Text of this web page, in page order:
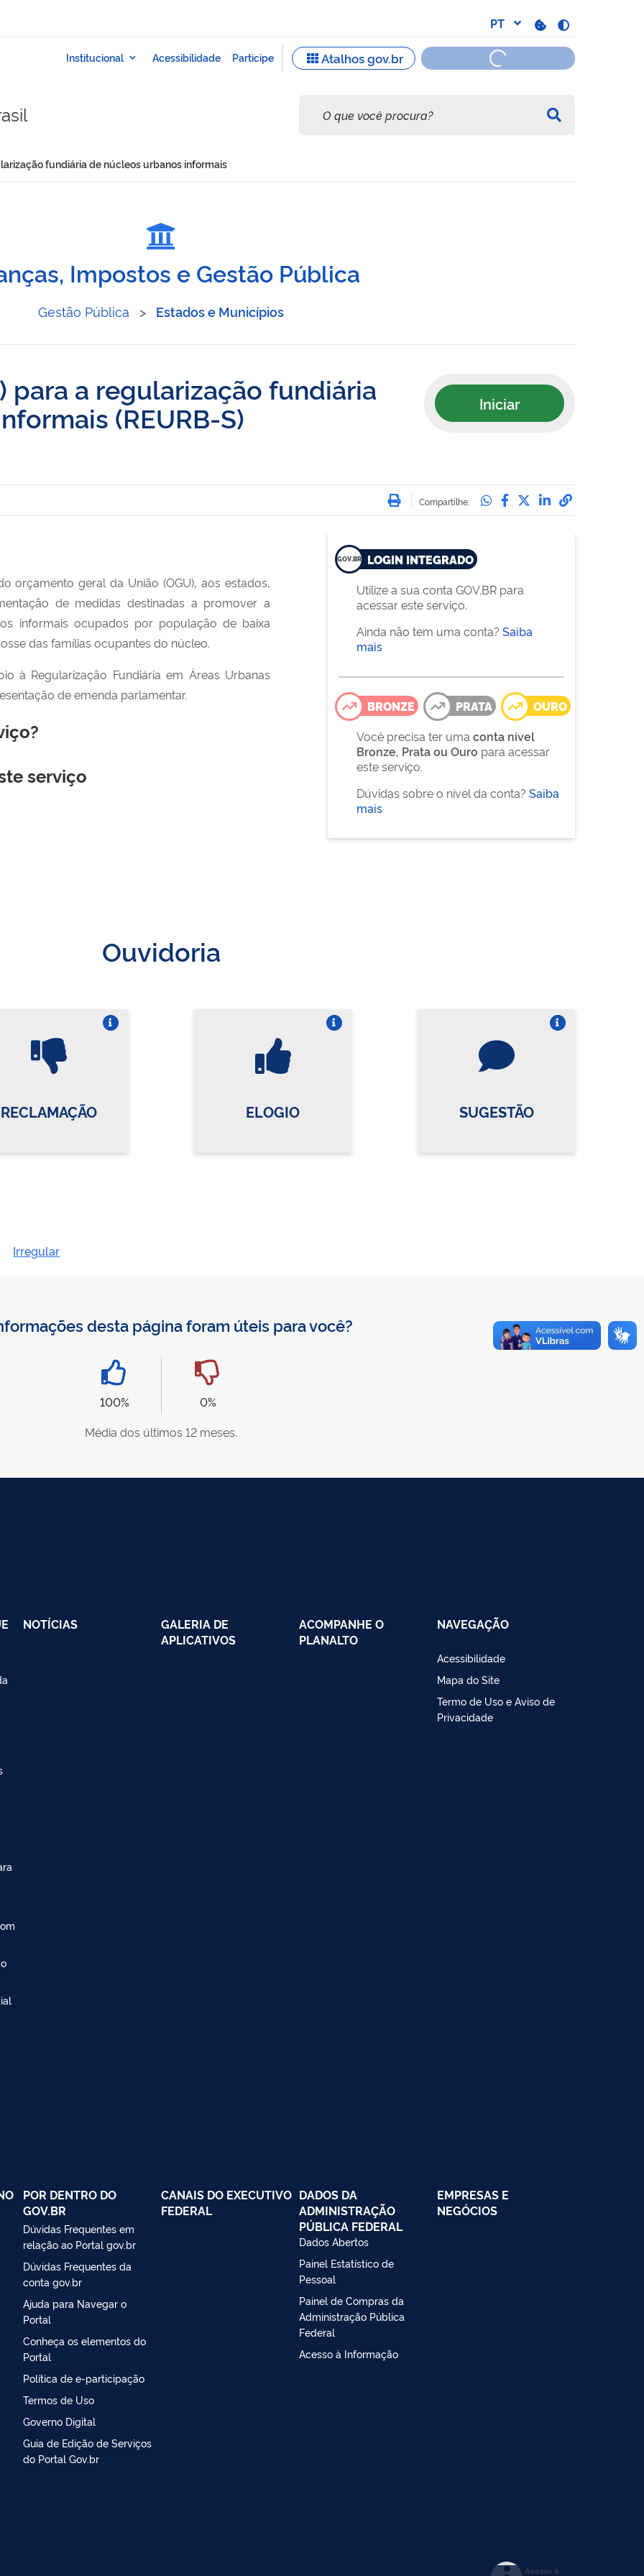
fundiária de núcleos urbanos informais
Impostos e Gestão Pública
Gestão Pública > Estados e Municípios
para a regularização fundiária
(REURB-S)
Iniciar
Imprimir
Compartilhe: Compartilhe no
Compartilhe no
Compartilhe no
Compartilhe
orçamento geral da União (OGU), aos estados,
de medidas destinadas a promover a
informais ocupados por população de baixa
das famílias ocupantes do núcleo.
à Regularização Fundiária em Áreas Urbanas
de emenda parlamentar.
serviço
LOGIN INTEGRADO
Utilize a sua conta GOV.BR para
acessar este serviço.
Ainda não tem uma conta? Saiba
mais
BRONZE PRATA
OURO
Você precisa ter uma conta nível
Bronze, Prata ou Ouro para acessar
este serviço.
Dúvidas sobre o nível da conta? Saiba
mais
Ouvidoria
RECLAMAÇÃO ELOGIO SUGESTÃO
Irregular
desta página foram úteis para você?
100%
0%
Média dos últimos 12 meses.
NOTÍCIAS
GALERIA DE
APLICATIVOS
ACOMPANHE O
PLANALTO
NAVEGAÇÃO
Acessibilidade
Mapa do Site
Termo de Uso e Aviso de
Privacidade
POR DENTRO DO
GOV.BR
Dúvidas Frequentes em
relação ao Portal gov.br
Dúvidas Frequentes da
conta gov.br
Ajuda para Navegar o
Portal
Conheça os elementos do
Portal
Política de e-participação
Termos de Uso
Governo Digital
Guia de Edição de Serviços
do Portal Gov.br
CANAIS DO EXECUTIVO
FEDERAL
DADOS DA
ADMINISTRAÇÃO
PÚBLICA FEDERAL
Dados Abertos
Painel Estatístico de
Pessoal
Painel de Compras da
Administração Pública
Federal
Acesso à Informação
EMPRESAS E
NEGÓCIOS
Acesso à